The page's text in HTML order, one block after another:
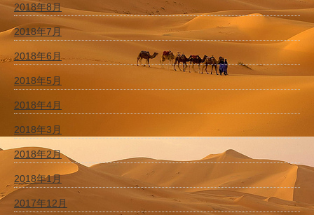
2018年8月
2018年7月
2018年6月
2018年5月
2018年4月
2018年3月
2018年2月
2018年1月
2017年12月